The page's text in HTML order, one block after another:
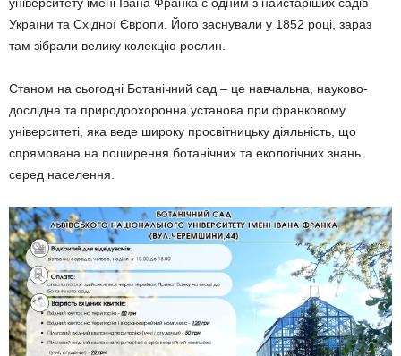
України та Східної Європи. Його заснували у 1852 році, зараз
там зібрали велику колекцію рослин.
Станом на сьогодні Ботанічний сад – це навчальна, науково-
дослідна та природоохоронна установа при франковому
університеті, яка веде широку просвітницьку діяльність, що
спрямована на поширення ботанічних та екологічних знань
серед населення.